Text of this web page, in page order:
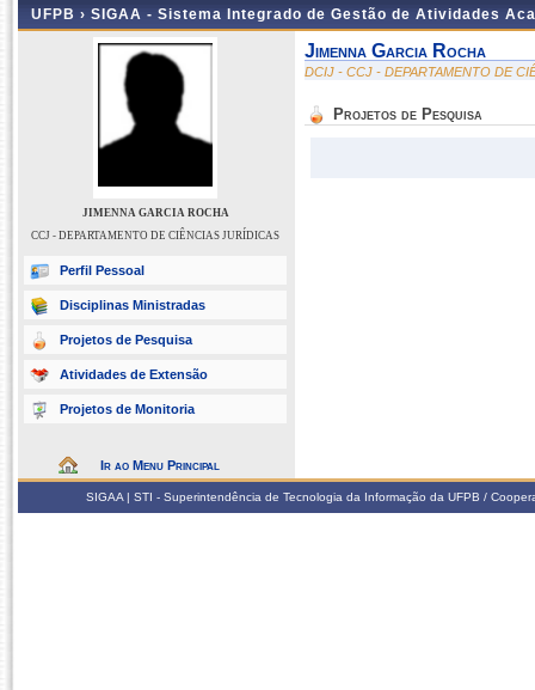
UFPB › SIGAA - Sistema Integrado de Gestão de Atividades
JIMENNA GARCIA ROCHA
CCJ - DEPARTAMENTO DE CIÊNCIAS JURÍDICAS
Perfil Pessoal
Disciplinas Ministradas
Projetos de Pesquisa
Atividades de Extensão
Projetos de Monitoria
Ir ao Menu Principal
Jimenna Garcia Rocha
DCIJ - CCJ - DEPARTAMENTO DE
Projetos de Pesquisa
SIGAA | STI - Superintendência de Tecnologia da Informação da UFPB /